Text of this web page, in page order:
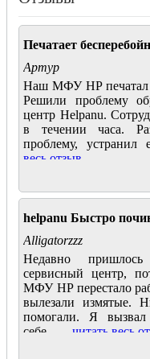
Печатает
Артур
Наш МФУ HP печатал
Решили проблему
центр Helpanu.
в течении часа.
проблему, устранил
весь отзыв
helpanu Быстро
Alligatorzzz
Недавно
сервисный центр,
МФУ HP перестало
вылезали измятые.
помогали. Я
себе....... читать весь